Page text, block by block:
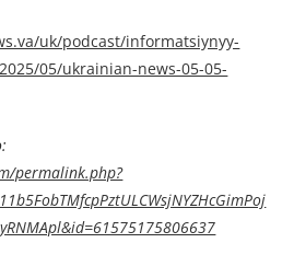
uk/podcast/informatsiynyy-
05/ukrainian-news-05-05-
permalink.php?